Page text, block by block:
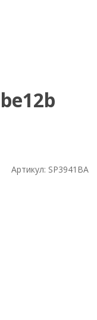
Артикул: SP3941BA